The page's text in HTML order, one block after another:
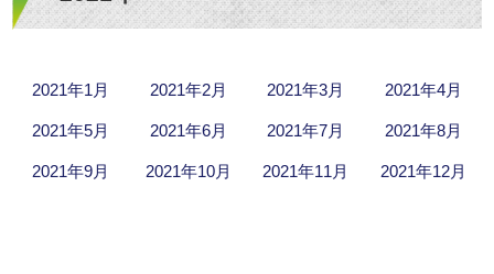
2021年1月 2021年2月 2021年3月 2021年4月
2021年5月 2021年6月 2021年7月 2021年8月
2021年9月 2021年10月 2021年11月 2021年12月